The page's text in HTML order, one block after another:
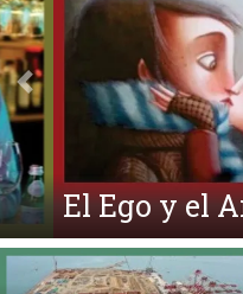
El Ego y el
Anterior